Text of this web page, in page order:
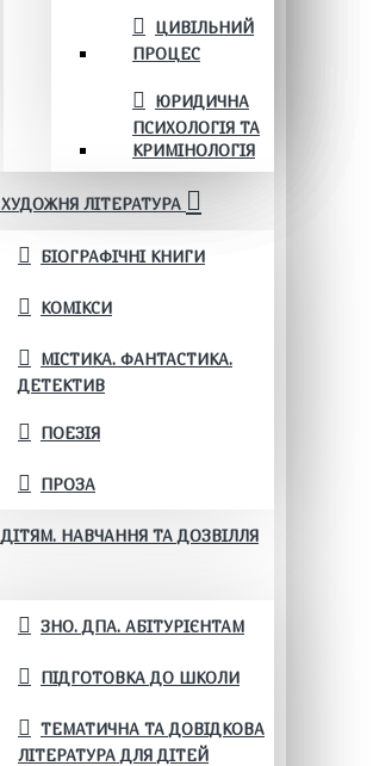
ЦИВІЛЬНИЙ
ПРОЦЕС
ЮРИДИЧНА
ПСИХОЛОГІЯ ТА
КРИМІНОЛОГІЯ
ХУДОЖНЯ ЛІТЕРАТУРА
БІОГРАФІЧНІ КНИГИ
КОМІКСИ
МІСТИКА. ФАНТАСТИКА.
ДЕТЕКТИВ
ПОЕЗІЯ
ПРОЗА
ДІТЯМ. НАВЧАННЯ ТА ДОЗВІЛЛЯ
ЗНО. ДПА. АБІТУРІЄНТАМ
ПІДГОТОВКА ДО ШКОЛИ
ТЕМАТИЧНА ТА ДОВІДКОВА
ЛІТЕРАТУРА ДЛЯ ДІТЕЙ